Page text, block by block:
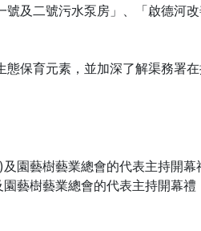
及二號污水泵房」、「啟德河
保育元素，並加深了解渠務署
藝樹藝業總會的代表主持開幕禮